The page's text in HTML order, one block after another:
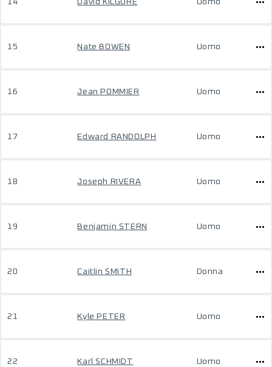
14 David KILGORE Uomo
15 Nate BOWEN Uomo
16 Jean POMMIER Uomo
17 Edward RANDOLPH Uomo
18 Joseph RIVERA Uomo
19 Benjamin STERN Uomo
20 Caitlin SMITH Donna
21 Kyle PETER Uomo
22 Karl SCHMIDT Uomo